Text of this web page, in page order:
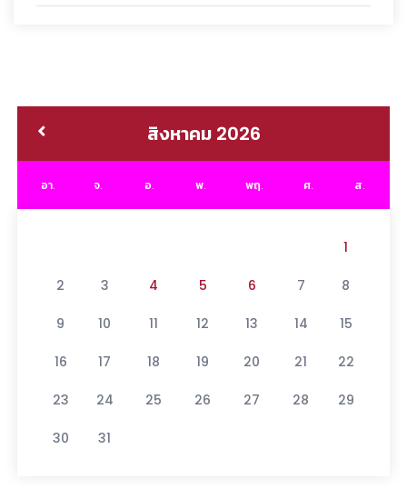
สิงหาคม 2026
อา. จ. อ. พ. พฤ. ศ. ส.
1
2 3 4 5 6 7 8
9 10 11 12 13 14 15
16 17 18 19 20 21 22
23 24 25 26 27 28 29
30 31